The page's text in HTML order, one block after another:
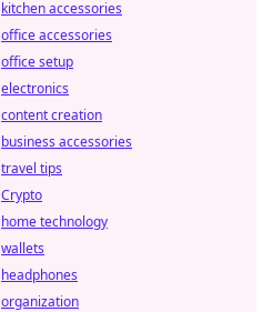
kitchen accessories
office accessories
office setup
electronics
content creation
business accessories
travel tips
Crypto
home technology
wallets
headphones
organization